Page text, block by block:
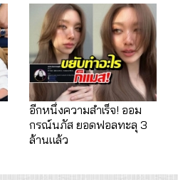
อีกหนึ่งความสำเร็จ! ออม
กรณ์นภัส ยอดฟอลทะลุ 3
ล้านแล้ว